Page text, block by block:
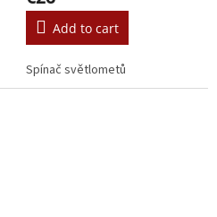
Add to cart
Spínač světlometů